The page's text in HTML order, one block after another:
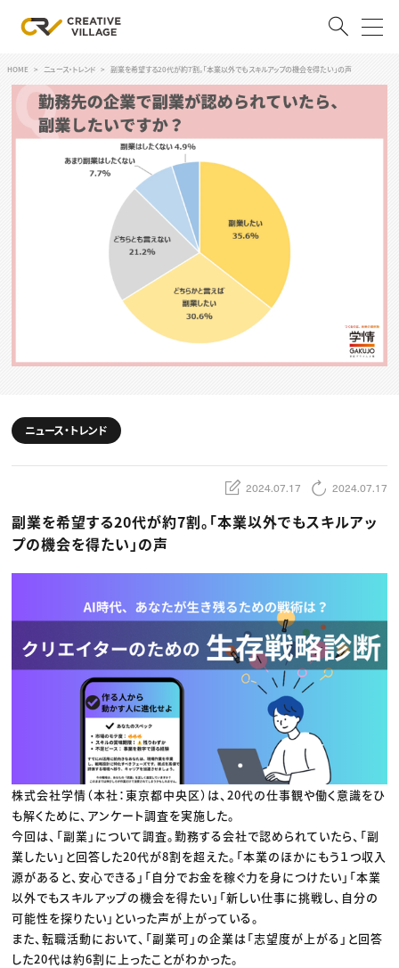
ACCOUNT
ログイン 会員登録
クリエイター求人を探す
CREATIVE JOB求人検索
転職支援サービス
スキルアップしたい！
スキルアップしたい！ トップ
編集・ライティング
マーケティング
ディレクション
業界解説・キャリア事情
Webクリエイター
アプリクリエイター
ゲームクリエイター
映像クリエイター
セミナー
ニュース・トレンド
Web
映像
ゲーム・エンタメ
広告
出版
プロフェッショナル×つながる×メディア
HOME ニュース・トレンド 副業を希望する20代が約7割。「本業以外でもスキルアップの機会を得たい」の声
ニュース・トレンド
2024.07.17 2024.07.17
副業を希望する20代が約7割。「本業以外でもスキルアッ
プの機会を得たい」の声
株式会社学情（本社：東京都中央区）は、20代の仕事観や働く意識をひ
も解くために、アンケート調査を実施した。
今回は、「副業」について調査。勤務する会社で認められていたら、「副
業したい」と回答した20代が8割を超えた。「本業のほかにもう１つ収入
源があると、安心できる」「自分でお金を稼ぐ力を身につけたい」「本業
以外でもスキルアップの機会を得たい」「新しい仕事に挑戦し、自分の
可能性を探りたい」といった声が上がっている。
また、転職活動において、「副業可」の企業は「志望度が上がる」と回答
した20代は約6割に上ったことがわかった。